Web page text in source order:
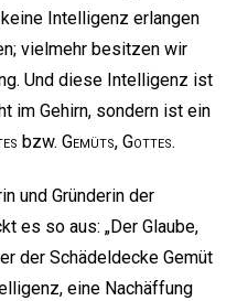
Intelligenz erlangen
vielmehr besitzen wir
Und diese Intelligenz ist
im Gehirn, sondern ist ein
bzw. Gemüts, Gottes.
und Gründerin der
es so aus: „Der Glaube,
der Schädeldecke Gemüt
eine Nachäffung